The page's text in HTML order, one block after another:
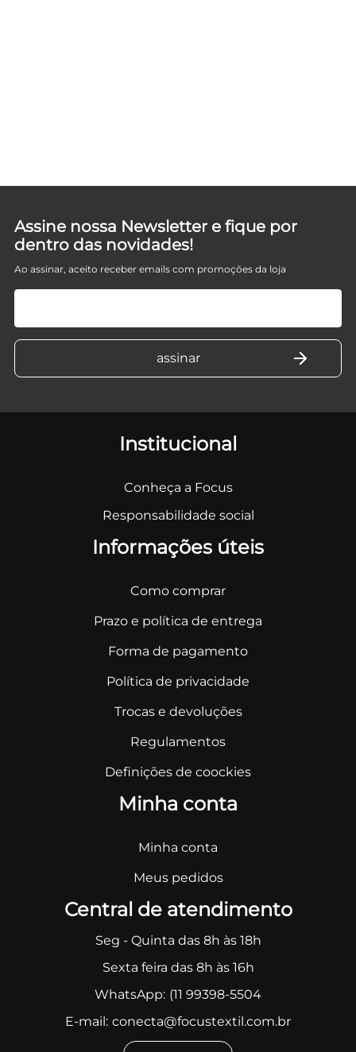
Assine nossa Newsletter e fique por
dentro das novidades!
Ao assinar, aceito receber emails com promoções da loja
Institucional
Conheça a Focus
Responsabilidade social
Informações úteis
Como comprar
Prazo e política de entrega
Forma de pagamento
Política de privacidade
Trocas e devoluções
Regulamentos
Definições de coockies
Minha conta
Minha conta
Meus pedidos
Central de atendimento
Seg - Quinta das 8h às 18h
Sexta feira das 8h às 16h
WhatsApp: (11 99398-5504
E-mail: conecta@focustextil.com.br